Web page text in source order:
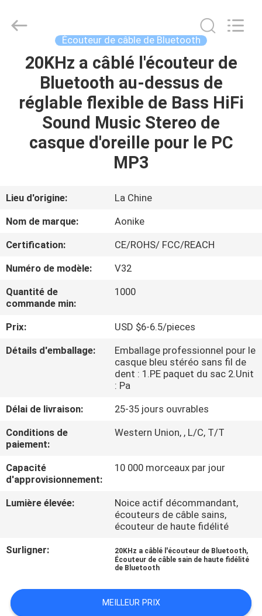
MAISON
PRODUITS
NOUS
D'USINE
CONTRÔLE
DE
QUALITÉ
DEMANDEZ
UNE
CITATION
PLAN
SITE
POLICY
Electronics
Co,ltd.
Écouteur de câble de Bluetooth
20KHz a câblé l'écouteur de
Bluetooth au-dessus de
réglable flexible de Bass HiFi
Sound Music Stereo de
casque d'oreille pour le PC
MP3
Lieu d'origine:
La Chine
Nom de marque:
Aonike
Certification:
CE/ROHS/ FCC/REACH
Numéro de modèle:
V32
Quantité de
commande min:
1000
Prix:
USD $6-6.5/pieces
Détails d'emballage:
Emballage professionnel pour le
casque bleu stéréo sans fil de
dent : 1.PE paquet du sac 2.Unit
: Pa
Délai de livraison:
25-35 jours ouvrables
Conditions de
paiement:
Western Union, , L/C, T/T
Capacité
d'approvisionnement:
10 000 morceaux par jour
Lumière élevée:
Noice actif décommandant,
écouteurs de câble sains,
écouteur de haute fidélité
Surligner:
20KHz a câblé l'écouteur de Bluetooth,
Écouteur de câble sain de haute fidélité
de Bluetooth
MEILLEUR PRIX